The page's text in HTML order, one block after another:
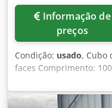
preços
Condição: usado, Cubo
faces Comprimento:
Profundidade: 800 mm
22 mm Dcjdpfxjzmw S